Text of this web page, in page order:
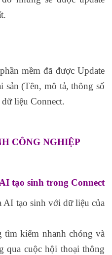
mềm đã được Update
sản (Tên, mô tả, thông số
liệu Connect.
CÔNG NGHIỆP
tạo sinh trong Connect
AI tạo sinh với dữ liệu của
kiếm nhanh chóng và
qua cuộc hội thoại thông